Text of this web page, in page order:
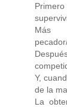
Más
Y,
de la
La